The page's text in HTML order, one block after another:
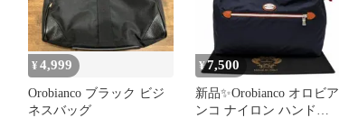
¥4,999
Orobianco ブラック ビジ
ネスバッグ
¥7,500
新品✨Orobianco オロビア
ンコ ナイロン ハンドバ